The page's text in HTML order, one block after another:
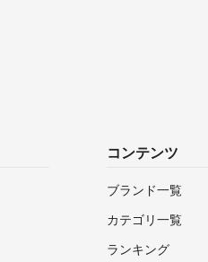
コンテンツ
ブランド一覧
カテゴリ一覧
ランキング